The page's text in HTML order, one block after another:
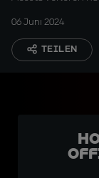
06 Juni 2024
TEILEN